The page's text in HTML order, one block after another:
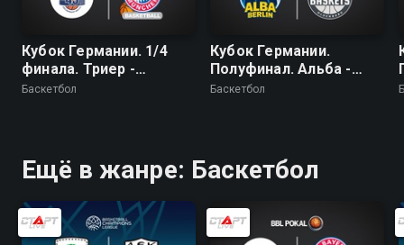
Кубок Германии. 1/4
финала. Триер -
Бавария
Баскетбол
Кубок Германии.
Полуфинал. Альба -
Ольденбург
Баскетбол
Ещё в жанре: Баскетбол